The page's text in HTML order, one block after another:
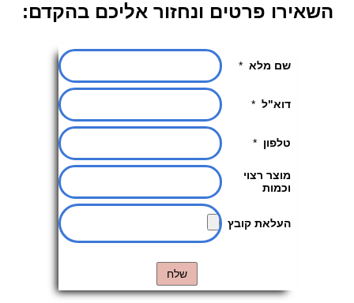
השאירו פרטים ונחזור אליכם בהקדם: